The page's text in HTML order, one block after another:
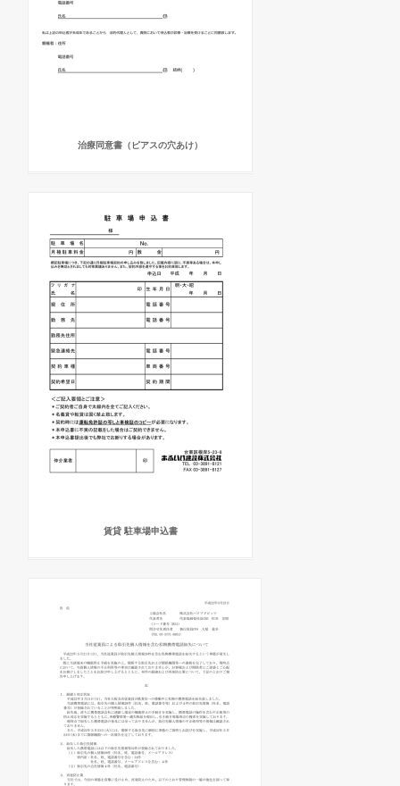
治療同意書（ピアスの穴あけ）
賃貸 駐車場申込書